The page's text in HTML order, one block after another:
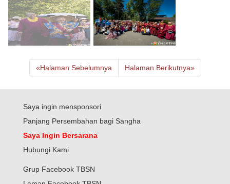
Laman Facebook TBSN
TBSN Facebook English
TBSN Facebook Indonesia
Universitas Online Sekolah Buddha Sejati
Pusdiklat Weide Zhenfo Zong
Rainbow Temple
Taiwan Lei Tsang Temple
Tbboyeh